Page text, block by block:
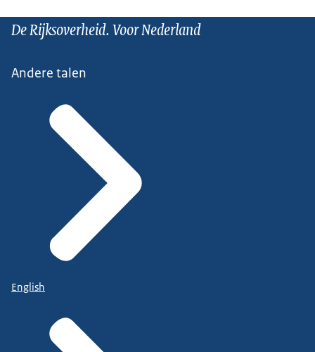
De Rijksoverheid. Voor Nederland
Andere talen
English